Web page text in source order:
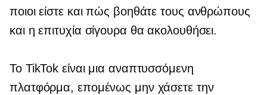
ποιοι είστε και πώς βοηθάτε τους ανθρώπους
και η επιτυχία σίγουρα θα ακολουθήσει.
Το TikTok είναι μια αναπτυσσόμενη
πλατφόρμα, επομένως μην χάσετε την